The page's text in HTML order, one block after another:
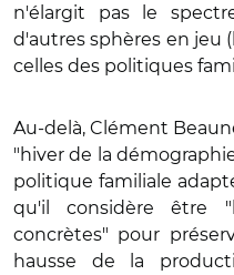
n'élargit pas le
d'autres sphères en jeu
celles des politiques
Au-delà, Clément
"hiver de la
politique familiale
qu'il considère être
concrètes" pour
hausse de la